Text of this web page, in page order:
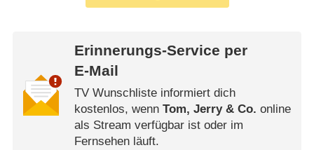
Erinnerungs-Service per
E-Mail
TV Wunschliste informiert dich
kostenlos, wenn Tom, Jerry & Co. online
als Stream verfügbar ist oder im
Fernsehen läuft.